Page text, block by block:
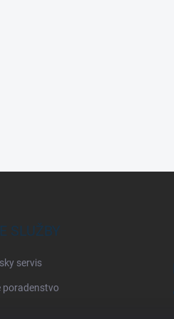
SLUŽBY
servis
poradenstvo